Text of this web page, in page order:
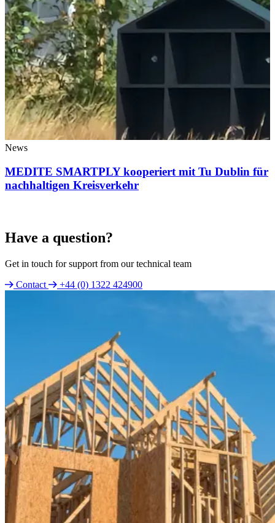
News
MEDITE SMARTPLY kooperiert mit Tu Dublin für
nachhaltigen Kreisverkehr
Have a question?
Get in touch for support from our technical team
Contact
+44 (0) 1322 424900